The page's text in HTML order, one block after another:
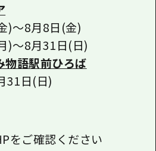
)～8月8日(金)
)～8月31日(日)
語駅前ひろば
31日(日)
をご確認ください